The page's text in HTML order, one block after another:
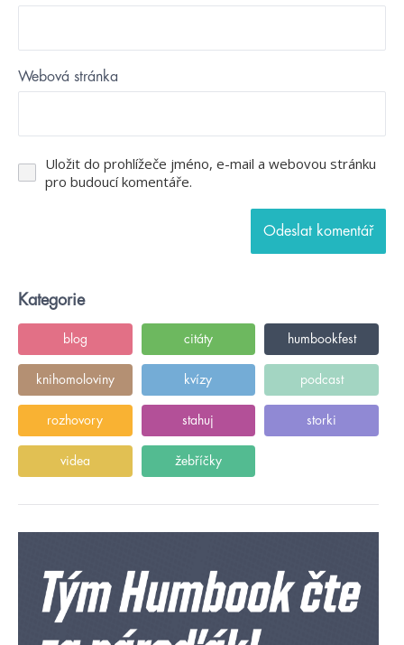
Webová stránka
Uložit do prohlížeče jméno, e-mail a webovou stránku
pro budoucí komentáře.
Kategorie
blog citáty humbookfest
knihomoloviny kvízy podcast
rozhovory stahuj storki
videa žebříčky